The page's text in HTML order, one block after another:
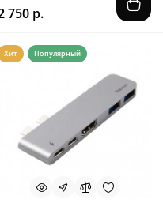
750 р.
Хит Популярный